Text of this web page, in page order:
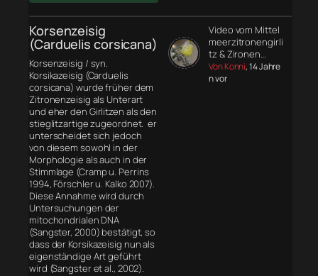
Korsenzeisig
(Carduelis corsicana)
Korsenzeisig / syn.
Korsikazeisig (Carduelis
corsicana) wurde früher dem
Zitronenzeisig als Unterart
und eher den Girlitzen als den
stieglitzartige zugeordnet. er
unterscheidet sich jedoch
von diesem sowohl in der
Morphologie als auch in der
Stimmlage (Cramp u. Perrins
1994, Förschler u. Kalko 2007).
Diese Annahme wird durch
Untersuchungen der
mitochondrialen DNA
(Sangster, 2000) bestätigt, so
dass der Korsikazeisig nun als
eigenständige Art geführt
wird (Sangster et al., 2002).
Video vom Mittel
meerzitronengirli
tz & Zironen…
Von Konni, 14 Jahre
n vor